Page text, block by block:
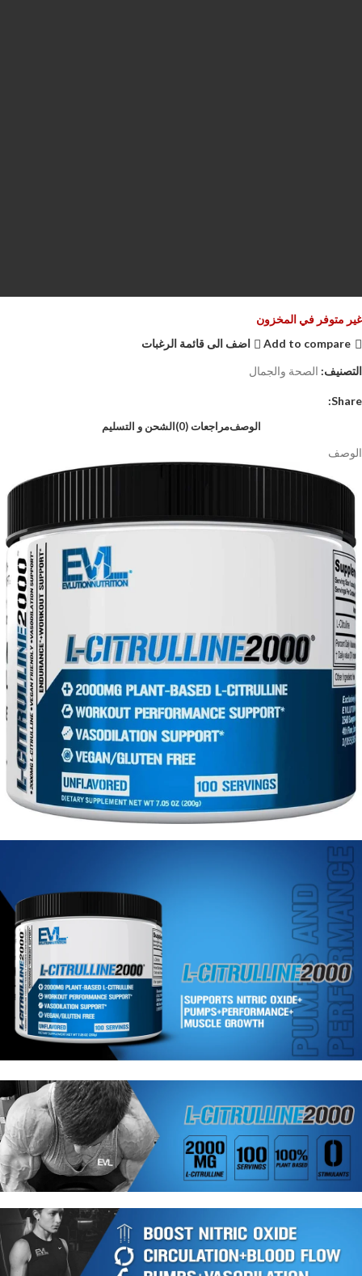
غير متوفر في المخزون
Add to compare
اضف الى قائمة الرغبات
التصنيف: الصحة والجمال
Share:
الوصفمراجعات (0) الشحن و التسليم
الوصف